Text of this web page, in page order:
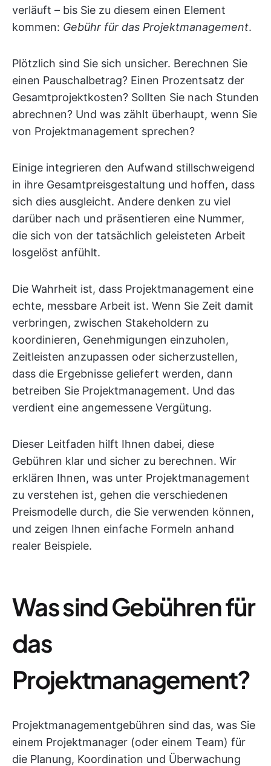
verläuft – bis Sie zu diesem einen Element
kommen: Gebühr für das Projektmanagement.
Plötzlich sind Sie sich unsicher. Berechnen Sie
einen Pauschalbetrag? Einen Prozentsatz der
Gesamtprojektkosten? Sollten Sie nach Stunden
abrechnen? Und was zählt überhaupt, wenn Sie
von Projektmanagement sprechen?
Einige integrieren den Aufwand stillschweigend
in ihre Gesamtpreisgestaltung und hoffen, dass
sich dies ausgleicht. Andere denken zu viel
darüber nach und präsentieren eine Nummer,
die sich von der tatsächlich geleisteten Arbeit
losgelöst anfühlt.
Die Wahrheit ist, dass Projektmanagement eine
echte, messbare Arbeit ist. Wenn Sie Zeit damit
verbringen, zwischen Stakeholdern zu
koordinieren, Genehmigungen einzuholen,
Zeitleisten anzupassen oder sicherzustellen,
dass die Ergebnisse geliefert werden, dann
betreiben Sie Projektmanagement. Und das
verdient eine angemessene Vergütung.
Dieser Leitfaden hilft Ihnen dabei, diese
Gebühren klar und sicher zu berechnen. Wir
erklären Ihnen, was unter Projektmanagement
zu verstehen ist, gehen die verschiedenen
Preismodelle durch, die Sie verwenden können,
und zeigen Ihnen einfache Formeln anhand
realer Beispiele.
Was sind Gebühren für
das
Projektmanagement?
Projektmanagementgebühren sind das, was Sie
einem Projektmanager (oder einem Team) für
die Planung, Koordination und Überwachung